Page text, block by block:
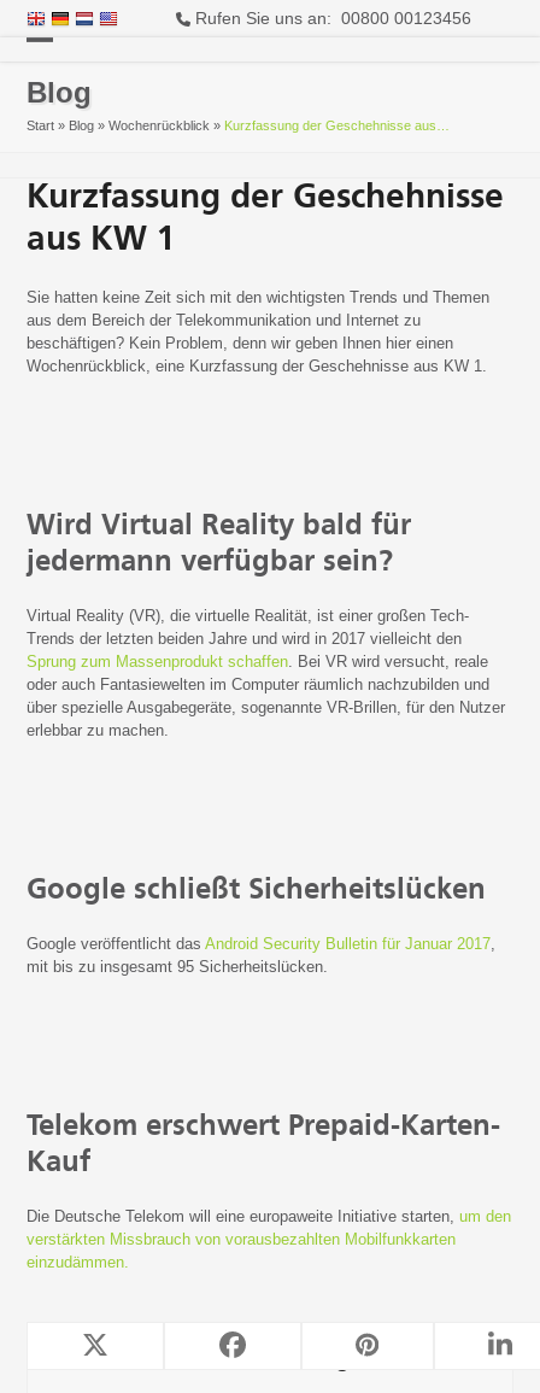
Rufen Sie uns an: 00800 00123456
mobile
mobile
Blog
Start » Blog »Wochenrückblick » Kurzfassung der Geschehnisse aus…
Kurzfassung der Geschehnisse
aus KW 1
Sie hatten keine Zeit sich mit den wichtigsten Trends und Themen
aus dem Bereich der Telekommunikation und Internet zu
beschäftigen? Kein Problem, denn wir geben Ihnen hier einen
Wochenrückblick, eine Kurzfassung der Geschehnisse aus KW 1.
Wird Virtual Reality bald für
jedermann verfügbar sein?
Virtual Reality (VR), die virtuelle Realität, ist einer großen Tech-
Trends der letzten beiden Jahre und wird in 2017 vielleicht den
Sprung zum Massenprodukt schaffen. Bei VR wird versucht, reale
oder auch Fantasiewelten im Computer räumlich nachzubilden und
über spezielle Ausgabegeräte, sogenannte VR-Brillen, für den Nutzer
erlebbar zu machen.
Google schließt Sicherheitslücken
Google veröffentlicht dasAndroid Security Bulletin für Januar 2017,
mit bis zu insgesamt 95 Sicherheitslücken.
Telekom erschwert Prepaid-Karten-
Kauf
Die Deutsche Telekom will eine europaweite Initiative starten,um den
verstärkten Missbrauch von vorausbezahlten Mobilfunkkarten
einzudämmen.
TeleForwarding